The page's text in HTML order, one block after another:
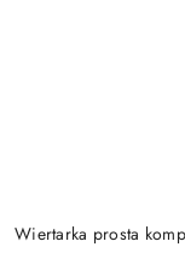
Wiertarka prosta